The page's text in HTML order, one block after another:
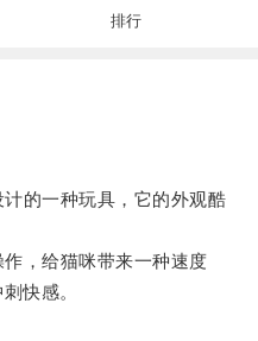
排行
的一种玩具，它的外观酷
，给猫咪带来一种速度
快感。